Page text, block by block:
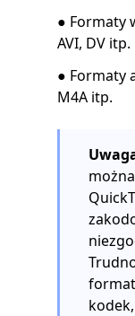
● Formaty
AVI, DV itp.
● Formaty
M4A itp.